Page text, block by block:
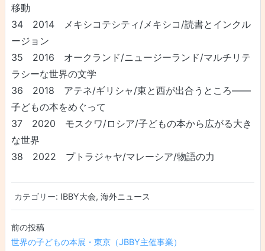
移動
34 2014 メキシコテシティ/メキシコ/読書とインクル
ージョン
35 2016 オークランド/ニュージーランド/マルチリテ
ラシーな世界の文学
36 2018 アテネ/ギリシャ/東と西が出合うところ――
子どもの本をめぐって
37 2020 モスクワ/ロシア/子どもの本から広がる大き
な世界
38 2022 プトラジャヤ/マレーシア/物語の力
カテゴリー: IBBY大会, 海外ニュース
投稿ナビゲーション
世界の子どもの本展・東京（JBBY主催事業）